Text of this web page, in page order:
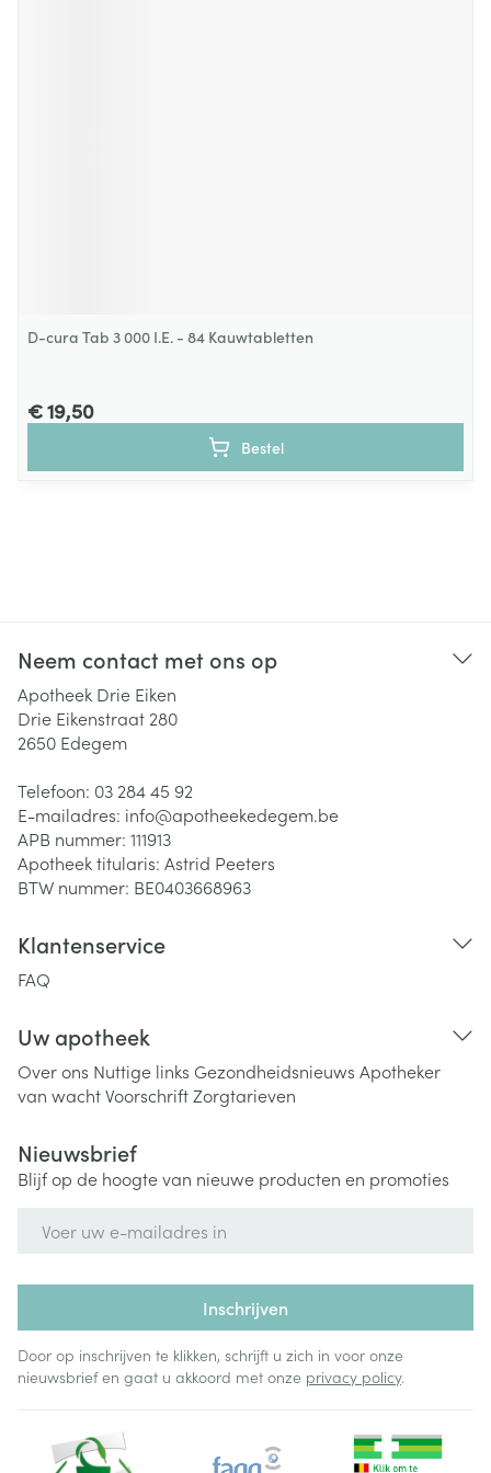
D-cura Tab 3 000 I.E. - 84 Kauwtabletten
€ 19,50
Bestel
Neem contact met ons op
Apotheek Drie Eiken
Drie Eikenstraat 280
2650 Edegem
Telefoon: 03 284 45 92
E-mailadres: info@apotheekedegem.be
APB nummer: 111913
Apotheek titularis: Astrid Peeters
BTW nummer: BE0403668963
Klantenservice
FAQ
Uw apotheek
Over ons Nuttige links Gezondheidsnieuws Apotheker
van wachtVoorschriftZorgtarieven
Nieuwsbrief
Blijf op de hoogte van nieuwe producten en promoties
Inschrijven
Door op inschrijven te klikken, schrijft u zich in voor onze
nieuwsbrief en gaat u akkoord met onze privacy policy.